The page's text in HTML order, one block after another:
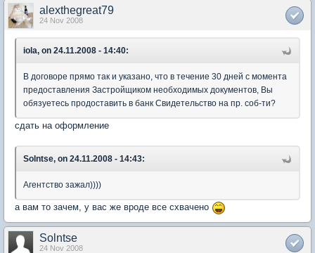
alexthegreat79
24 Nov 2008
iola, on 24.11.2008 - 14:40:
В договоре прямо так и указано, что в течение 30 дней с момента
предоставления Застройщиком необходимых документов, Вы
обязуетесь продоставить в банк Свидетельство на пр. соб-ти?
сдать на оформление
Solntse, on 24.11.2008 - 14:43:
Агентство зажал))))
а вам то зачем, у вас же вроде все схвачено
Solntse
24 Nov 2008